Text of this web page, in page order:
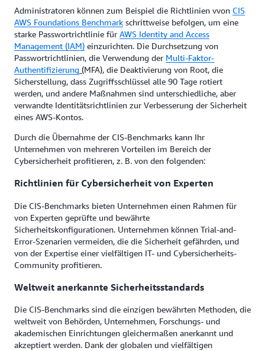
Administratoren können zum Beispiel die Richtlinien vvon CIS
AWS Foundations Benchmark schrittweise befolgen, um eine
starke Passwortrichtlinie für AWS Identity and Access
Management (IAM) einzurichten. Die Durchsetzung von
Passwortrichtlinien, die Verwendung der Multi-Faktor-
Authentifizierung (MFA), die Deaktivierung von Root, die
Sicherstellung, dass Zugriffsschlüssel alle 90 Tage rotiert
werden, und andere Maßnahmen sind unterschiedliche, aber
verwandte Identitätsrichtlinien zur Verbesserung der Sicherheit
eines AWS-Kontos.
Durch die Übernahme der CIS-Benchmarks kann Ihr
Unternehmen von mehreren Vorteilen im Bereich der
Cybersicherheit profitieren, z. B. von den folgenden:
Richtlinien für Cybersicherheit von Experten
Die CIS-Benchmarks bieten Unternehmen einen Rahmen für
von Experten geprüfte und bewährte
Sicherheitskonfigurationen. Unternehmen können Trial-and-
Error-Szenarien vermeiden, die die Sicherheit gefährden, und
von der Expertise einer vielfältigen IT- und Cybersicherheits-
Community profitieren.
Weltweit anerkannte Sicherheitsstandards
Die CIS-Benchmarks sind die einzigen bewährten Methoden, die
weltweit von Behörden, Unternehmen, Forschungs- und
akademischen Einrichtungen gleichermaßen anerkannt und
akzeptiert werden. Dank der globalen und vielfältigen